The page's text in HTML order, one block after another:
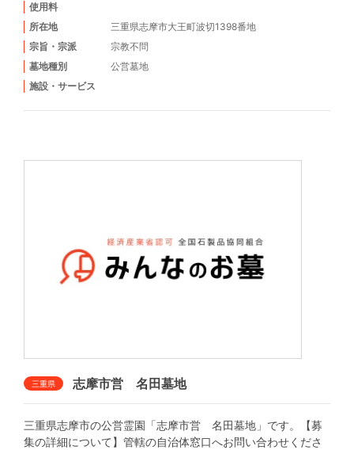
使用料
所在地
三重県志摩市大王町波切1398番地
宗旨・宗派
宗教不問
墓地種別
公営墓地
施設・サービス
三重県 志摩市営 名田墓地
三重県志摩市の公営霊園「志摩市営 名田墓地」です。【募
集の詳細について】管轄の自治体窓口へお問い合わせくださ